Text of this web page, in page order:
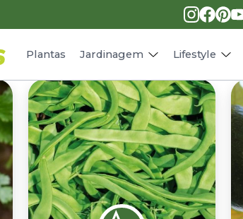
Plantas Jardinagem Lifestyle
Receitas